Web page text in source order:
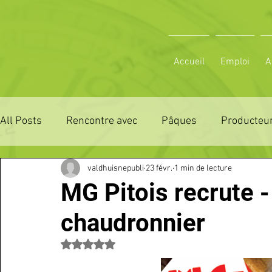
Accueil Emploi
All Posts Rencontre avec Pâques
ZONE DE DISTRIBUTION 28 ZONE DE
3 JOURS LA FERTE COMICE AGRICOLE
Maison Sport
MG Pitois recrute
chaudronnier
valdhuisnepubli 23 févr. 1 min de lecture
Noté NaN étoiles sur 5.